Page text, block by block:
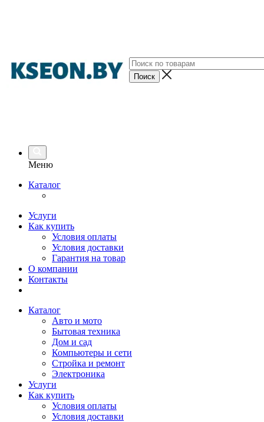
Меню
Каталог
Услуги
Как купить
Условия оплаты
Условия доставки
Гарантия на товар
О компании
Контакты
Каталог
Авто и мото
Бытовая техника
Дом и сад
Компьютеры и сети
Стройка и ремонт
Электроника
Услуги
Как купить
Условия оплаты
Условия доставки